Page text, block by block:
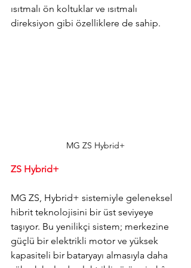
ısıtmalı ön koltuklar ve ısıtmalı
direksiyon gibi özelliklere de sahip.
MG ZS Hybrid+
ZS Hybrid+
MG ZS, Hybrid+ sistemiyle geleneksel
hibrit teknolojisini bir üst seviyeye
taşıyor. Bu yenilikçi sistem; merkezine
güçlü bir elektrikli motor ve yüksek
kapasiteli bir bataryayı almasıyla daha